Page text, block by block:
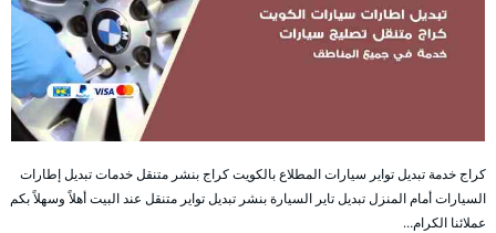
كراج خدمة تبديل تواير سيارات المطلاع بالكويت كراج بنشر متنقل خدمات تبديل إطارات
السيارات أمام المنزل تبديل تاير السيارة بنشر تبديل تواير متنقل عند البيت أهلاً وسهلاً بكم
عملائنا الكرام…